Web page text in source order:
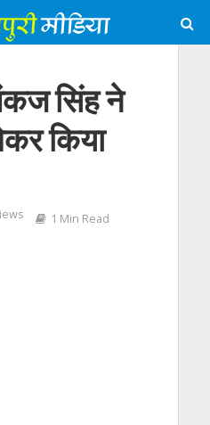
सिंह ने
किया
1 Min Read